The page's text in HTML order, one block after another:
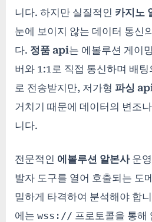
니다. 하지만 실질적인 카지노
눈에 보이지 않는 데이터 통신
다. 정품 api는 에볼루션 게이
버와 1:1로 직접 통신하며 배
로 전송받지만, 저가형 파싱
거치기 때문에 데이터의 변조
니다.
전문적인 에볼루션 알본사운영
발자 도구를 열어 호출되는 도
밀하게 타격하여 분석해야 합
에는 wss:// 프로토콜을 통해